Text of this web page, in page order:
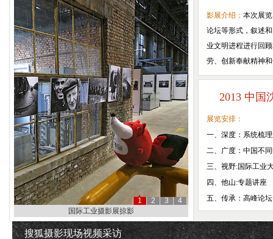
1 2 3
4
总策展人王玉文
影展介绍： 本次展
论坛等形式，叙述
业文明进程进行回
劳、创新奉献精神
2013 中国
展览安排：
一、深度：系统梳
二、广度：中国不
三、视野:国际工业
四、他山:专题讲座
五、传承：高峰论坛
搜狐摄影现场视频采访